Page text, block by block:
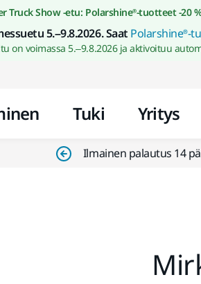
Siirry
Truck Show -etu: Polarshine®-tuotteet -20
5.–9.8.2026. Saat Polarshine®-
on voimassa 5.–9.8.2026 ja aktivoituu
Tuki Yritys
Ilmainen palautus 14